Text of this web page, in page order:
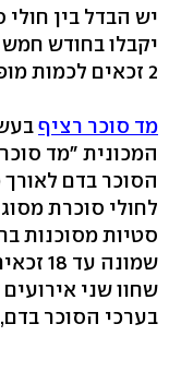
יקבלו בחודש חמש
2 זכאים לכמות מופחתת יותר.
מד סוכר רציף
המכונית "מד
הסוכר בדם
סטיות מסוכנות
שחוו שני
בערכי הסוכר